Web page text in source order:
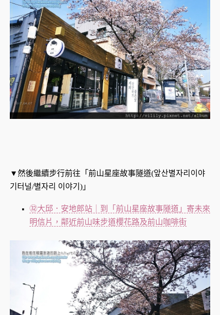
▼然後繼續步行前往「前山星座故事隧道(앞산별자리이야
기터널/별자리 이야기)」
㉜大邱．安地郎站｜到「前山星座故事隧道」寄未來
明信片，鄰近前山味步道櫻花路及前山咖啡街